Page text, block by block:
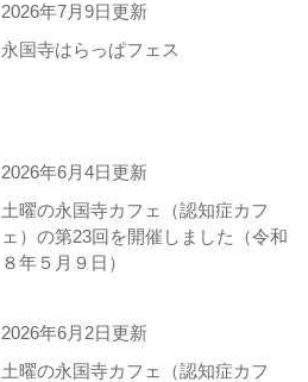
2026年7月9日更新
永国寺はらっぱフェス
2026年6月4日更新
土曜の永国寺カフェ（認知症カフ
ェ）の第23回を開催しました（令和
８年５月９日）
2026年6月2日更新
土曜の永国寺カフェ（認知症カフ